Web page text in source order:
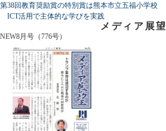
第38回教育奨励賞の特別賞は熊本市立五福小学校
ICT活用で主体的な学びを実践
メディア展望
NEW8月号（776号）